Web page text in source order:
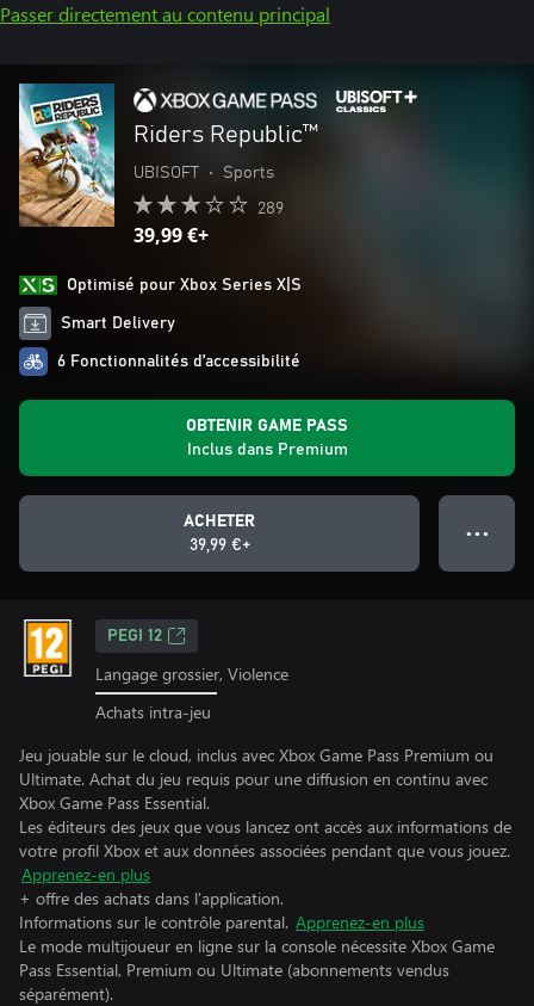
Passer directement au contenu principal
Riders Republic™
UBISOFT • Sports
289
39,99 €+
Optimisé pour Xbox Series X|S
Smart Delivery
6 Fonctionnalités d’accessibilité
OBTENIR GAME PASS
Inclus dans Premium
ACHETER
39,99 €+
● ● ●
PEGI 12
Langage grossier, Violence
Achats intra-jeu
Jeu jouable sur le cloud, inclus avec Xbox Game Pass Premium ou
Ultimate. Achat du jeu requis pour une diffusion en continu avec
Xbox Game Pass Essential.
Les éditeurs des jeux que vous lancez ont accès aux informations de
votre profil Xbox et aux données associées pendant que vous jouez.
Apprenez-en plus
+ offre des achats dans l'application.
Informations sur le contrôle parental. Apprenez-en plus
Le mode multijoueur en ligne sur la console nécessite Xbox Game
Pass Essential, Premium ou Ultimate (abonnements vendus
séparément).